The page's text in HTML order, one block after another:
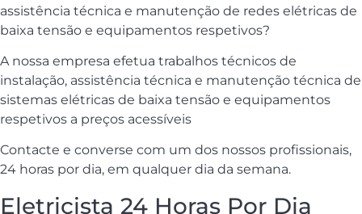
assistência técnica e manutenção de redes elétricas de
baixa tensão e equipamentos respetivos?
A nossa empresa efetua trabalhos técnicos de
instalação, assistência técnica e manutenção técnica de
sistemas elétricas de baixa tensão e equipamentos
respetivos a preços acessíveis
Contacte e converse com um dos nossos profissionais,
24 horas por dia, em qualquer dia da semana.
Eletricista 24 Horas Por Dia